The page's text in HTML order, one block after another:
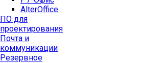
AlterOffice
ПО для
проектирования
Почта и
коммуникации
Резервное